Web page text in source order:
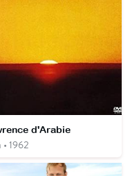
d'Arabie
• 1962